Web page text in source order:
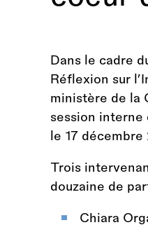
Dans le cadre
Réflexion sur
ministère de la
session interne
le 17 décembre
Trois
douzaine de
Chiara